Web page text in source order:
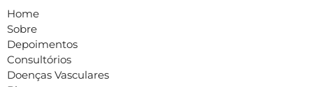
Home
Sobre
Depoimentos
Consultórios
Doenças Vasculares